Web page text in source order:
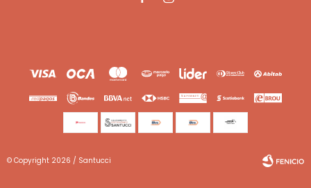
© Copyright 2026 / Santucci